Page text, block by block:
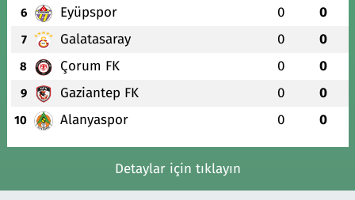
6 Eyüpspor 0 0
7 Galatasaray 0 0
8 Çorum FK 0 0
9 Gaziantep FK 0 0
10 Alanyaspor 0 0
Detaylar için tıklayın